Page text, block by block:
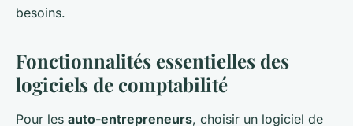
besoins.
Fonctionnalités essentielles des
logiciels de comptabilité
Pour les auto-entrepreneurs, choisir un logiciel de